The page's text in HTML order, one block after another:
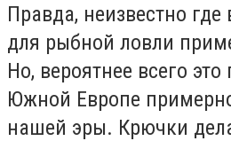
Правда, неизвестно где
для рыбной ловли
Но, вероятнее всего
Южной Европе
нашей эры. Крючки